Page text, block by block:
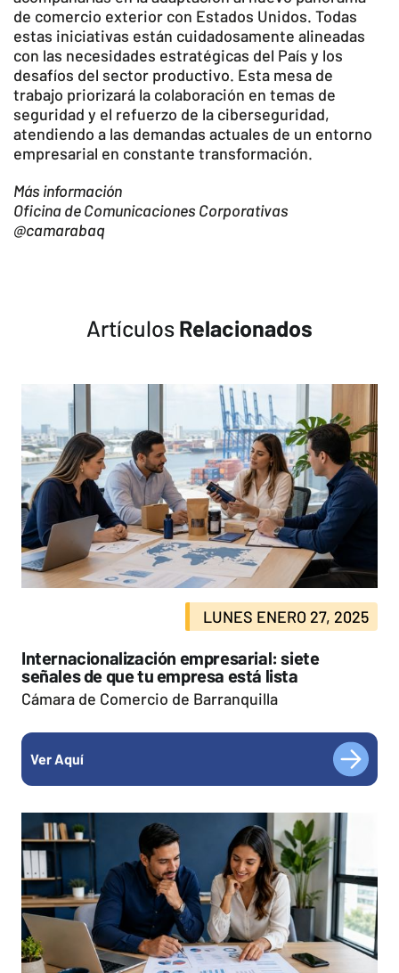
de comercio exterior con Estados Unidos. Todas
estas iniciativas están cuidadosamente alineadas
con las necesidades estratégicas del País y los
desafíos del sector productivo. Esta mesa de
trabajo priorizará la colaboración en temas de
seguridad y el refuerzo de la ciberseguridad,
atendiendo a las demandas actuales de un entorno
empresarial en constante transformación.
Más información
Oficina de Comunicaciones Corporativas
@camarabaq
Artículos Relacionados
LUNES ENERO 27, 2025
Internacionalización empresarial: siete
señales de que tu empresa está lista
Cámara de Comercio de Barranquilla
Ver Aquí